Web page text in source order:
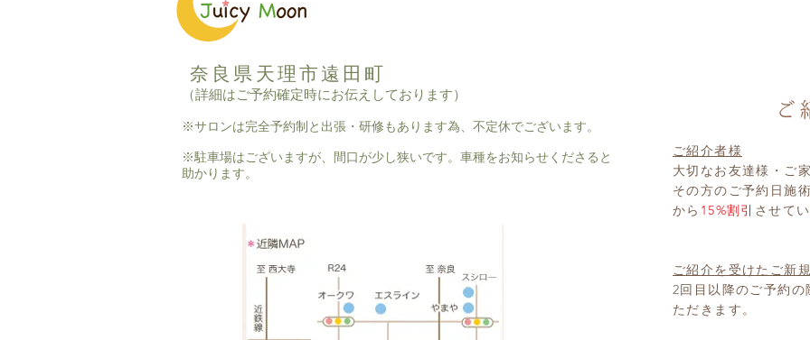
奈良県天理市遠田町
（詳細はご予約確定時にお伝えしております）
※サロンは完全予約制と出張・研修もあります為、不定休でございます。
※駐車場はございますが、間口が少し狭いです。車種をお知らせくださると
助かります。
ご紹介者様
大切なお友達様・ご
その方のご予約日施
から 15%割引 させて
ご紹介を受けたご新
2回目以降のご予約の
ただきます。